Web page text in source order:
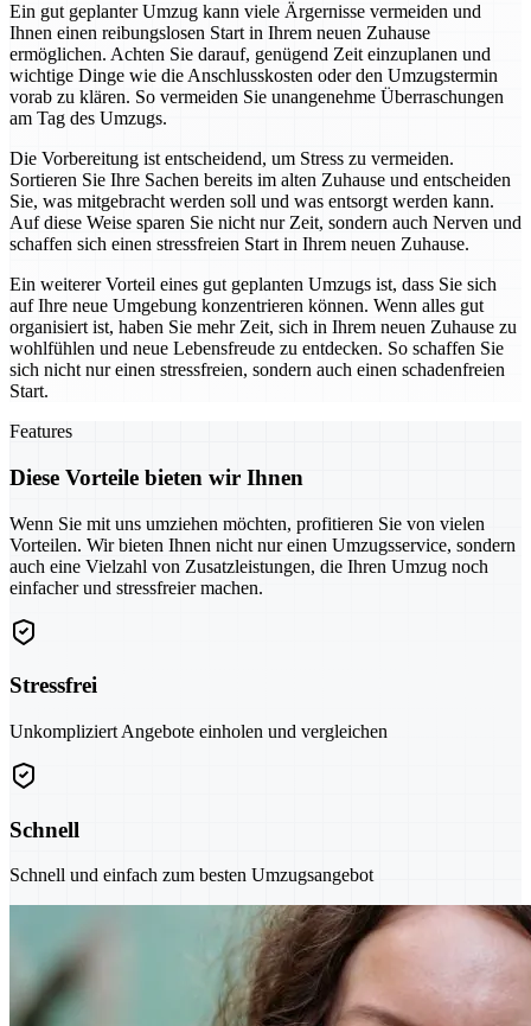
Ein gut geplanter Umzug kann viele Ärgernisse vermeiden und
Ihnen einen reibungslosen Start in Ihrem neuen Zuhause
ermöglichen. Achten Sie darauf, genügend Zeit einzuplanen und
wichtige Dinge wie die Anschlusskosten oder den Umzugstermin
vorab zu klären. So vermeiden Sie unangenehme Überraschungen
am Tag des Umzugs.
Die Vorbereitung ist entscheidend, um Stress zu vermeiden.
Sortieren Sie Ihre Sachen bereits im alten Zuhause und entscheiden
Sie, was mitgebracht werden soll und was entsorgt werden kann.
Auf diese Weise sparen Sie nicht nur Zeit, sondern auch Nerven und
schaffen sich einen stressfreien Start in Ihrem neuen Zuhause.
Ein weiterer Vorteil eines gut geplanten Umzugs ist, dass Sie sich
auf Ihre neue Umgebung konzentrieren können. Wenn alles gut
organisiert ist, haben Sie mehr Zeit, sich in Ihrem neuen Zuhause zu
wohlfühlen und neue Lebensfreude zu entdecken. So schaffen Sie
sich nicht nur einen stressfreien, sondern auch einen schadenfreien
Start.
Features
Diese Vorteile bieten wir Ihnen
Wenn Sie mit uns umziehen möchten, profitieren Sie von vielen
Vorteilen. Wir bieten Ihnen nicht nur einen Umzugsservice, sondern
auch eine Vielzahl von Zusatzleistungen, die Ihren Umzug noch
einfacher und stressfreier machen.
Stressfrei
Unkompliziert Angebote einholen und vergleichen
Schnell
Schnell und einfach zum besten Umzugsangebot